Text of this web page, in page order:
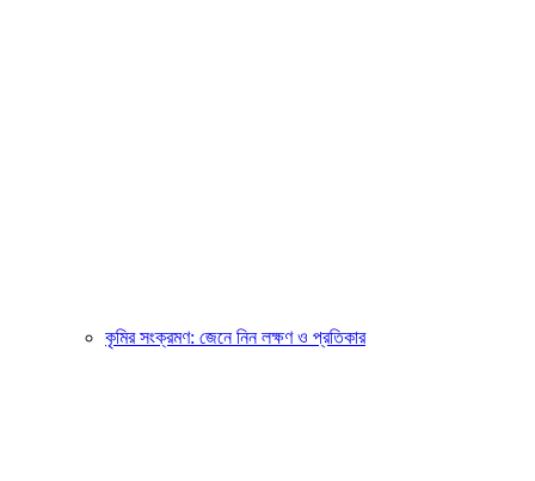
কৃমির সংক্রমণ: জেনে নিন লক্ষণ ও প্রতিকার